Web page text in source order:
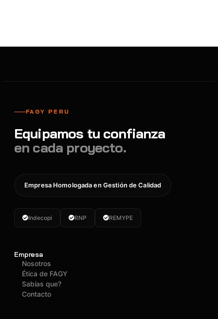
FAGY PERU
Equipamos tu confianza
en cada proyecto.
Empresa Homologada en Gestión de Calidad
Indecopi RNP REMYPE
Empresa
Nosotros
Ética de FAGY
Sabías que?
Contacto